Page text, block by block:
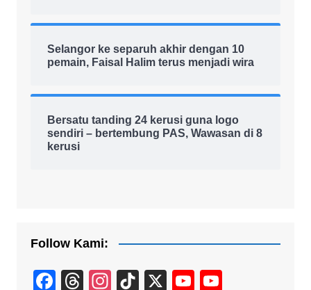
Selangor ke separuh akhir dengan 10
pemain, Faisal Halim terus menjadi wira
Bersatu tanding 24 kerusi guna logo
sendiri – bertembung PAS, Wawasan di 8
kerusi
Follow Kami:
F T In Ti X Y